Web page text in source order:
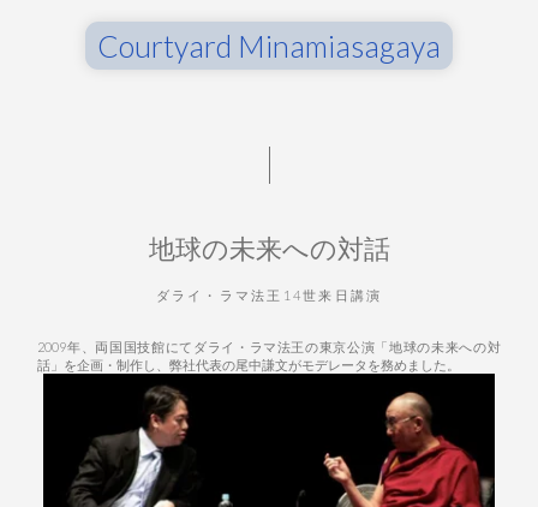
Courtyard Minamiasagaya
地球の未来への対話
ダライ・ラマ法王14世来日講演
2009年、両国国技館にてダライ・ラマ法王の東京公演「地球の未来への対
話」を企画・制作し、弊社代表の尾中謙文がモデレータを務めました。